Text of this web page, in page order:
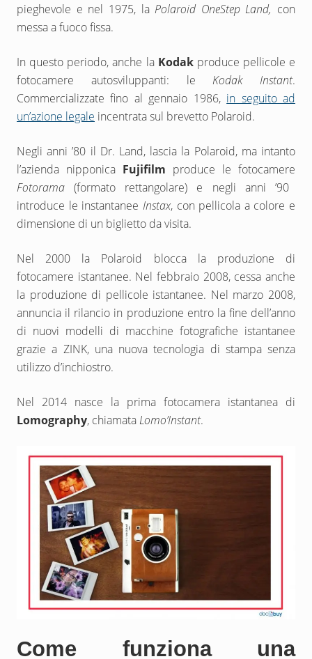
pieghevole e nel 1975, la Polaroid OneStep Land, con
messa a fuoco fissa.
In questo periodo, anche la Kodak produce pellicole e
fotocamere autosviluppanti: le Kodak Instant.
Commercializzate fino al gennaio 1986, in seguito ad
un’azione legale incentrata sul brevetto Polaroid.
Negli anni ’80 il Dr. Land, lascia la Polaroid, ma intanto
l’azienda nipponica Fujifilm produce le fotocamere
Fotorama (formato rettangolare) e negli anni ’90
introduce le instantanee Instax, con pellicola a colore e
dimensione di un biglietto da visita.
Nel 2000 la Polaroid blocca la produzione di
fotocamere istantanee. Nel febbraio 2008, cessa anche
la produzione di pellicole istantanee. Nel marzo 2008,
annuncia il rilancio in produzione entro la fine dell’anno
di nuovi modelli di macchine fotografiche istantanee
grazie a ZINK, una nuova tecnologia di stampa senza
utilizzo d’inchiostro.
Nel 2014 nasce la prima fotocamera istantanea di
Lomography, chiamata Lomo’Instant.
Come funziona una